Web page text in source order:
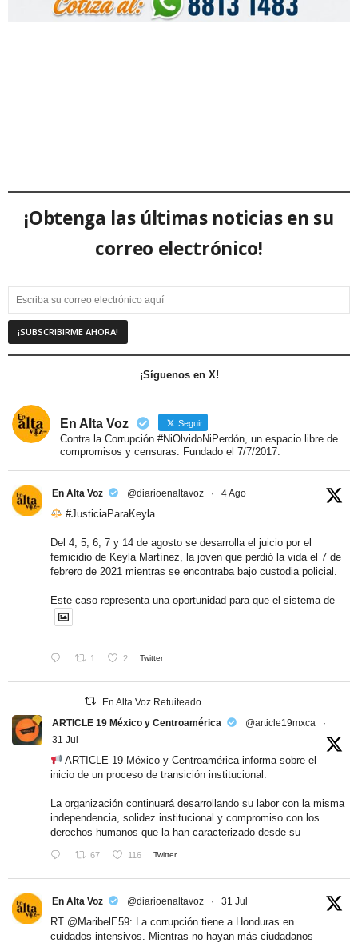
¡Obtenga las últimas noticias en su
correo electrónico!
¡Síguenos en X!
En Alta Voz Seguir
Contra la Corrupción #NiOlvidoNiPerdón, un espacio libre de
compromisos y censuras. Fundado el 7/7/2017.
En Alta Voz @diarioenaltavoz · 4 Ago
#JusticiaParaKeyla
Del 4, 5, 6, 7 y 14 de agosto se desarrolla el juicio por el
femicidio de Keyla Martínez, la joven que perdió la vida el 7 de
febrero de 2021 mientras se encontraba bajo custodia policial.
Este caso representa una oportunidad para que el sistema de
1 2 Twitter
En Alta Voz Retuiteado
ARTICLE 19 México y Centroamérica
@article19mxca
·
31 Jul
ARTICLE 19 México y Centroamérica informa sobre el
inicio de un proceso de transición institucional.
La organización continuará desarrollando su labor con la misma
independencia, solidez institucional y compromiso con los
derechos humanos que la han caracterizado desde su
67 116 Twitter
En Alta Voz @diarioenaltavoz · 31 Jul
RT @MaribelE59: La corrupción tiene a Honduras en
cuidados intensivos. Mientras no hayan más ciudadanos